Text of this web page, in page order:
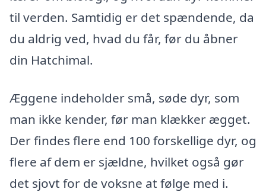
til verden. Samtidig er det spændende, da
du aldrig ved, hvad du får, før du åbner
din Hatchimal.
Æggene indeholder små, søde dyr, som
man ikke kender, før man klækker ægget.
Der findes flere end 100 forskellige dyr, og
flere af dem er sjældne, hvilket også gør
det sjovt for de voksne at følge med i.